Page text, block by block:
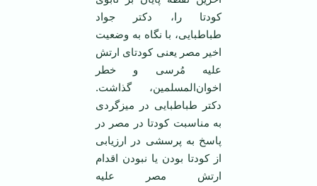
کودتا را، دکتر جواد
طباطبایی، با نگاه به وضعیت
اخیر مصر یعنی کودتای ارتش
علیه مُرسی و خطر
اخوان‌المسلمین، گذاشت.
دکتر طباطبایی در میزگردی
به مناسبت کودتا در مصر در
پاسخ به پرسشی در ارزیابی
از کودتا بودن یا نبودن اقدام
ارتش مصر علیه